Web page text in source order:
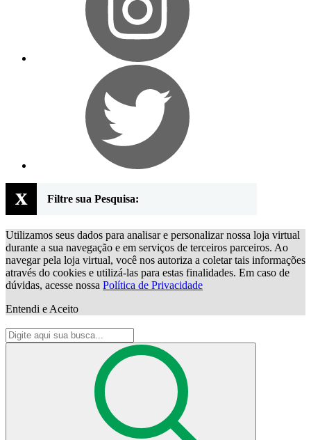
x Filtre sua Pesquisa:
Utilizamos seus dados para analisar e personalizar nossa loja virtual
durante a sua navegação e em serviços de terceiros parceiros. Ao
navegar pela loja virtual, você nos autoriza a coletar tais informações
através do cookies e utilizá-las para estas finalidades. Em caso de
dúvidas, acesse nossa Política de Privacidade
Entendi e Aceito